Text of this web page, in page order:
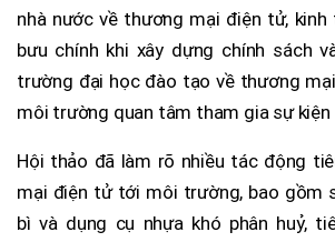
nhà nước về thương mại điện tử,
bưu chính khi xây dựng chính sách
trường đại học đào tạo về thương
môi trường quan tâm tham gia sự kiện
Hội thảo đã làm rõ nhiều tác động
mại điện tử tới môi trường, bao gồm
bì và dụng cụ nhựa khó phân huỷ,